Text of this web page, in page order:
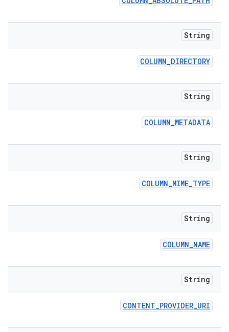
String
COLUMN_DIRECTORY
String
COLUMN_METADATA
String
COLUMN_MIME_TYPE
String
COLUMN_NAME
String
CONTENT_PROVIDER_URI